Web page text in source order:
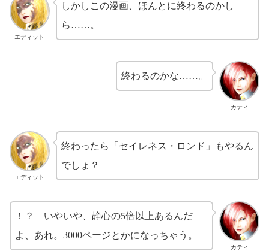
エディット
しかしこの漫画、ほんとに終わるのかし
ら……。
カティ
終わるのかな……。
エディット
終わったら「セイレネス・ロンド」もやるん
でしょ？
カティ
！？ いやいや、静心の5倍以上あるんだ
よ、あれ。3000ページとかになっちゃう。